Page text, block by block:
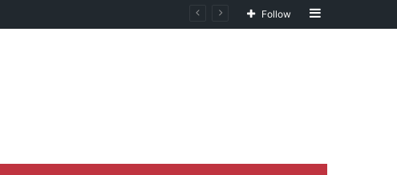
Sidebar
Follow